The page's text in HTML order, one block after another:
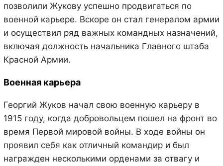
позволили Жукову успешно продвигаться по
военной карьере. Вскоре он стал генералом армии
и осуществил ряд важных командных назначений,
включая должность начальника Главного штаба
Красной Армии.
Военная карьера
Георгий Жуков начал свою военную карьеру в
1915 году, когда добровольцем пошел на фронт во
время Первой мировой войны. В ходе войны он
проявил себя как отличный командир и был
награжден несколькими орденами за отвагу и